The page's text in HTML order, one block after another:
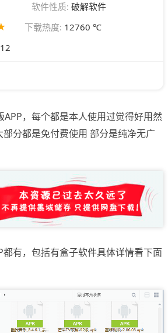
软件性质: 破解软件
下载热度: 12760 ℃
，每个都是本人使用过觉得好用然
分都是免付费使用 部分是纯净无广
有，包括有盒子软件具体详情看下面